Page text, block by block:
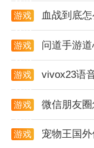
需求高峰期扩大生
升，真实还原商业
场动态面板，帮
3. 设施升级与资
建厂房、维护水
洗车场升级后单
益周期，避免资
建议将10%日收
游戏
血战到底
游戏
问道手游
游戏
vivox23语
游戏
微信朋友
游戏
宠物王国